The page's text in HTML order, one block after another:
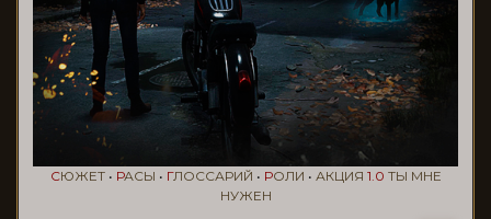
СЮЖЕТ• РАСЫ • ГЛОССАРИЙ • РОЛИ • АКЦИЯ 1.0 ТЫ МНЕ
НУЖЕН